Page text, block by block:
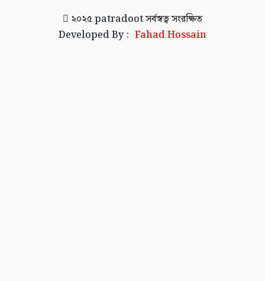
২০২৫ patradootসর্বস্বত্ব সংরক্ষিত
Developed By : Fahad Hossain